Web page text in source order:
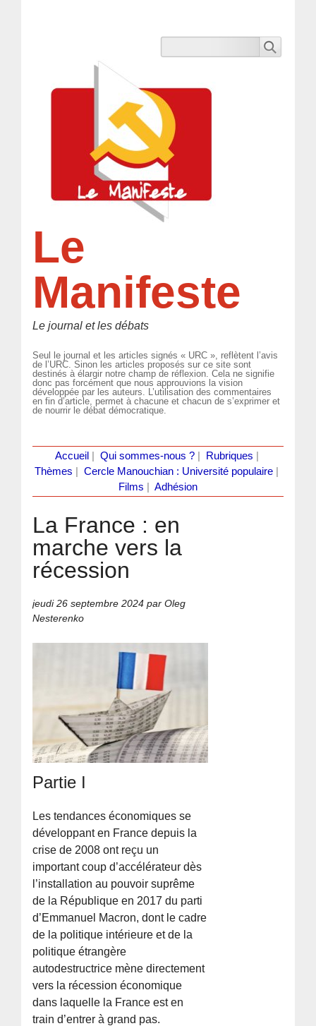
Le
Manifeste
Le journal et les débats
Seul le journal et les articles signés « URC », reflètent l’avis
de l’URC. Sinon les articles proposés sur ce site sont
destinés à élargir notre champ de réflexion. Cela ne signifie
donc pas forcément que nous approuvions la vision
développée par les auteurs. L’utilisation des commentaires
en fin d’article, permet à chacune et chacun de s’exprimer et
de nourrir le débat démocratique.
Accueil Qui sommes-nous ?| Rubriques
Thèmes
Cercle Manouchian : Université populaire
Films
Adhésion
La France : en
marche vers la
récession
jeudi 26 septembre 2024 par Oleg
Nesterenko
Partie I
Les tendances économiques se
développant en France depuis la
crise de 2008 ont reçu un
important coup d’accélérateur dès
l’installation au pouvoir suprême
de la République en 2017 du parti
d’Emmanuel Macron, dont le cadre
de la politique intérieure et de la
politique étrangère
autodestructrice mène directement
vers la récession économique
dans laquelle la France est en
train d’entrer à grand pas.